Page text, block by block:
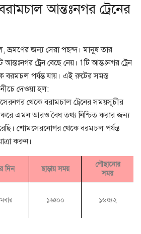
আন্তঃনগর ট্রেনের
ভ্রমণের জন্য সেরা পছন্দ। মানুষ তার
ট্রেন বেছে নেয়। 1টি আন্তঃনগর ট্রেন
বরমচল পর্যন্ত যায়। এই রুটের সমস্ত
দেওয়া হল:
থেকে বরামচাল ট্রেনের সময়সূচীর
এমন আরও বৈধ তথ্য নিশ্চিত করার জন্য
শোমসেরনোগর থেকে বরমচল পর্যন্ত
করুন।
দিন ছাড়ায় সময়
পৌছানোর
সময়
১৬ঃ০০ ১৬ঃ৪২